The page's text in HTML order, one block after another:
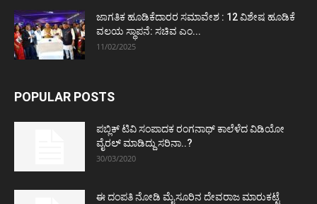
ಜಾಗತಿಕ ಹೂಡಿಕೆದಾರರ ಸಮಾವೇಶ : 12 ವಿಶೇಷ ಹೂಡಿಕೆ
ವಲಯ ಸ್ಥಾಪನೆ: ಸಚಿವ ಎಂ...
11/02/2025
POPULAR POSTS
ಪಬ್ಲಿಕ್ ಟಿವಿ ಸಂಪಾದಕ ರಂಗನಾಥ್ ಕಾಲೆಳೆದ ವಿಡಿಯೋ
ವೈರಲ್ ಮಾಡಿದ್ದು ಸರಿನಾ..?
30/03/2020
ಈ ದಂಪತಿ ನೋಡಿ ಮೈಸೂರಿನ ದೇವರಾಜ ಮಾರುಕಟ್ಟೆ